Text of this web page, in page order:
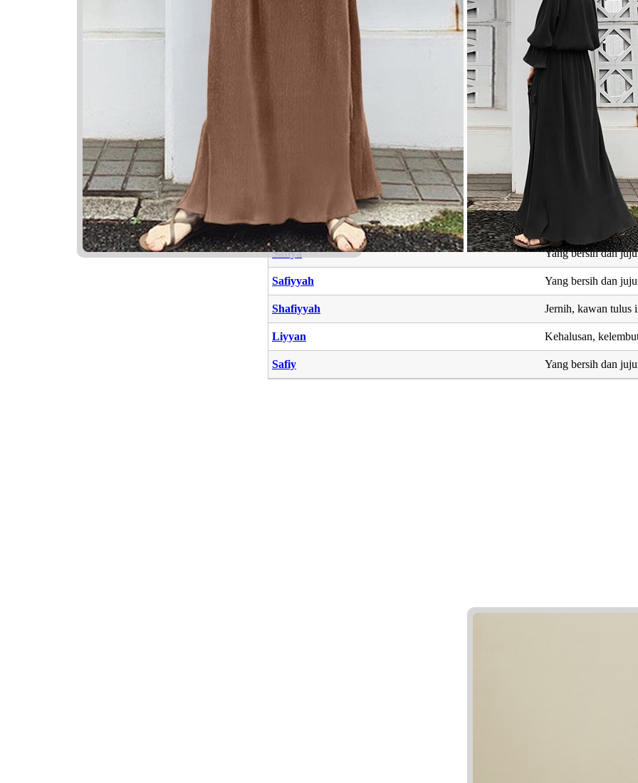
Nama Yang Berkaitan dengan Sufiya Layyin
Kehalusan,
Sufyan Nama sahabat nabi
Safiya Yang bersih dan
Safiyyah Yang bersih dan
Shafiyyah Jernih, kawan tulus
Liyyan Kehalusan,
Safiy Yang bersih dan